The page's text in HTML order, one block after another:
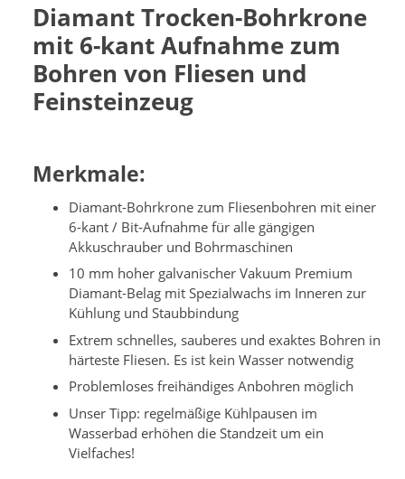
Diamant Trocken-Bohrkrone
mit 6-kant Aufnahme zum
Bohren von Fliesen und
Feinsteinzeug
Merkmale:
Diamant-Bohrkrone zum Fliesenbohren mit einer
6-kant / Bit-Aufnahme für alle gängigen
Akkuschrauber und Bohrmaschinen
10 mm hoher galvanischer Vakuum Premium
Diamant-Belag mit Spezialwachs im Inneren zur
Kühlung und Staubbindung
Extrem schnelles, sauberes und exaktes Bohren in
härteste Fliesen. Es ist kein Wasser notwendig
Problemloses freihändiges Anbohren möglich
Unser Tipp: regelmäßige Kühlpausen im
Wasserbad erhöhen die Standzeit um ein
Vielfaches!